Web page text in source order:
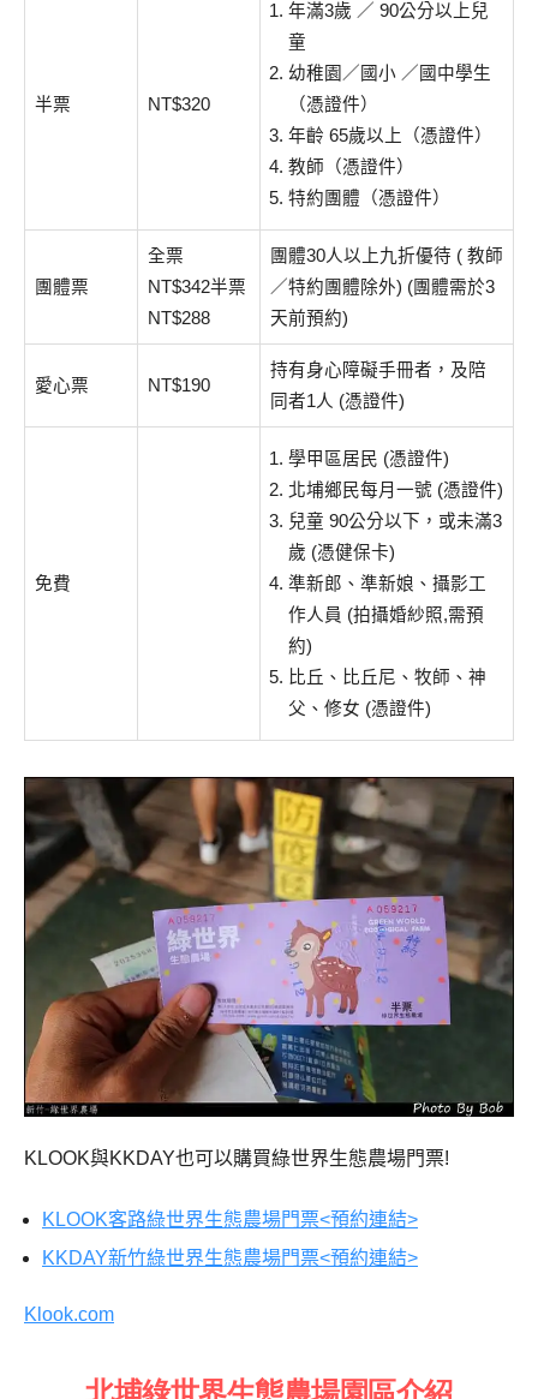
半票 NT$320
年滿3歲 ／ 90公分以上兒
童
幼稚園／國小 ／國中學生
（憑證件）
年齡 65歲以上（憑證件）
教師（憑證件）
特約團體（憑證件）
團體票
全票
NT$342半票
NT$288
團體30人以上九折優待 ( 教師
／特約團體除外) (團體需於3
天前預約)
愛心票 NT$190
持有身心障礙手冊者，及陪
同者1人 (憑證件)
免費
學甲區居民 (憑證件)
北埔鄉民每月一號 (憑證件)
兒童 90公分以下，或未滿3
歲 (憑健保卡)
準新郎、準新娘、攝影工
作人員 (拍攝婚紗照,需預
約)
比丘、比丘尼、牧師、神
父、修女 (憑證件)
KLOOK與KKDAY也可以購買綠世界生態農場門票!
KLOOK客路綠世界生態農場門票<預約連結>
KKDAY新竹綠世界生態農場門票<預約連結>
Klook.com
北埔綠世界生態農場園區介紹